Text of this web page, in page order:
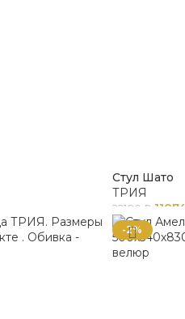
Стул Шато
ТРИЯ
22180 ₽ 11874
-2%